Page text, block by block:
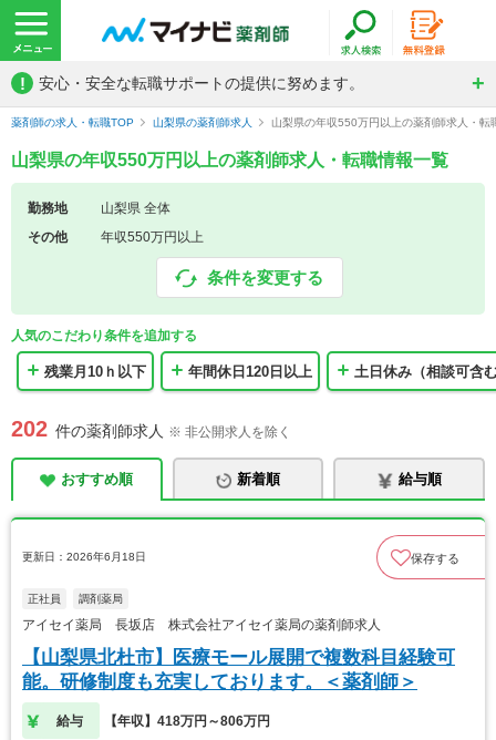
! 安心・安全な転職サポートの提供に努めます。
薬剤師の求人・転職TOP 山梨県の薬剤師求人 山梨県の年収550万円以上の薬剤師求人・転
山梨県の年収550万円以上の薬剤師求人・転職情報一覧
勤務地
山梨県 全体
その他
年収550万円以上
条件を変更する
人気のこだわり条件を追加する
残業月10ｈ以下 年間休日120日以上 土日休み（相談可含
202 件の薬剤師求人 ※ 非公開求人を除く
おすすめ順 新着順 給与順
更新日：2026年6月18日 保存する
正社員 調剤薬局
アイセイ薬局 長坂店 株式会社アイセイ薬局の薬剤師求人
【山梨県北杜市】医療モール展開で複数科目経験可
能。研修制度も充実しております。＜薬剤師＞
給与 【年収】418万円～806万円